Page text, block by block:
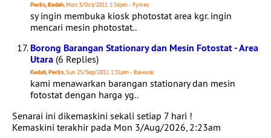
Perlis, Kedah, Mon 3/Oct/2011 1:56pm - Fynies
sy ingin membuka kiosk photostat area kgr. ingin
mencari mesin photostat..
Borong Barangan Stationary dan Mesin Fotostat - Area
Utara (6 Replies)
Kedah, Perlis, Sun 25/Sep/2011 1:31pm - Bawunk
kami menawarkan barangan stationary dan mesin
fotostat dengan harga yg..
Senarai ini dikemaskini sekali setiap 7 hari !
Kemaskini terakhir pada Mon 3/Aug/2026, 2:23am